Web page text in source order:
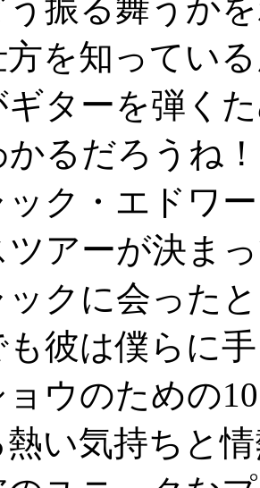
う振る舞うか
方を知ってい
ターを弾く
かるだろうね
ック・エドワ
ツアーが決ま
クに会った
も彼は僕らに
ウのための
い気持ちと